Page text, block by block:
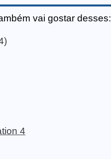
vai gostar desses:
4